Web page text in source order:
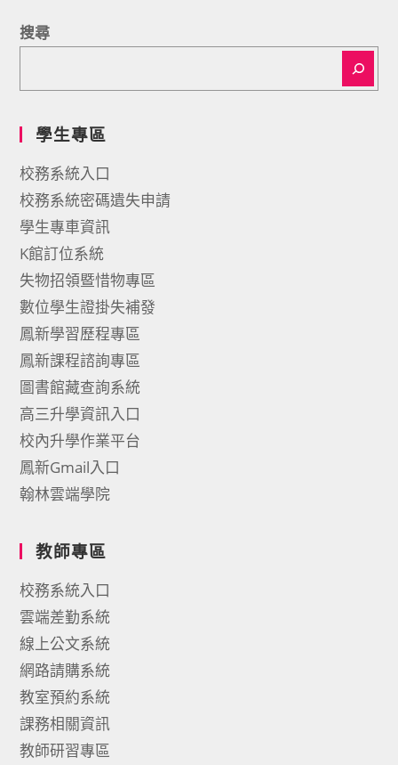
搜尋
學生專區
校務系統入口
校務系統密碼遺失申請
學生專車資訊
K館訂位系統
失物招領暨惜物專區
數位學生證掛失補發
鳳新學習歷程專區
鳳新課程諮詢專區
圖書館藏查詢系統
高三升學資訊入口
校內升學作業平台
鳳新Gmail入口
翰林雲端學院
教師專區
校務系統入口
雲端差勤系統
線上公文系統
網路請購系統
教室預約系統
課務相關資訊
教師研習專區